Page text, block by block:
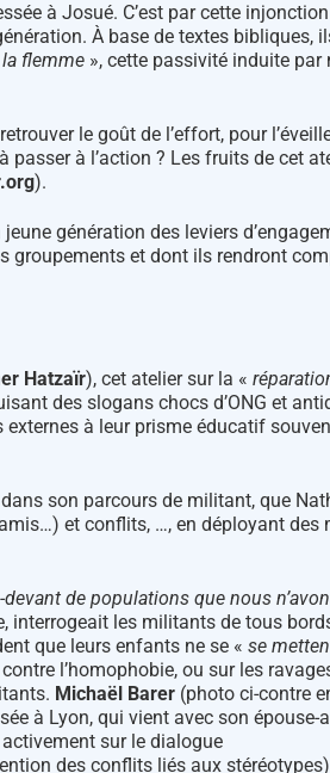
à Josué. C’est par cette
À base de textes bibliques,
la flemme », cette passivité induite
le goût de l’effort, pour
à l’action ? Les fruits de cet
).
génération des leviers
et dont ils rendront
Hatzaïr), cet atelier sur la «
des slogans chocs d’ONG et
à leur prisme éducatif
son parcours de militant, que
et conflits, …, en déployant
de populations que nous
interrogeait les militants de tous
que leurs enfants ne se « se
l’homophobie, ou sur les
Michaël Barer (photo ci-contre
à Lyon, qui vient avec son épouse-
sur le dialogue
des conflits liés aux